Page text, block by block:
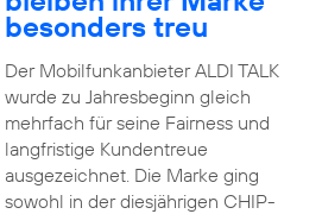
besonders treu
Der Mobilfunkanbieter ALDI TALK
wurde zu Jahresbeginn gleich
mehrfach für seine Fairness und
langfristige Kundentreue
ausgezeichnet. Die Marke ging
sowohl in der diesjährigen CHIP-